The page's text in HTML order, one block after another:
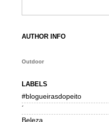
AUTHOR INFO
Outdoor
LABELS
#blogueirasdopeito
´
Beleza